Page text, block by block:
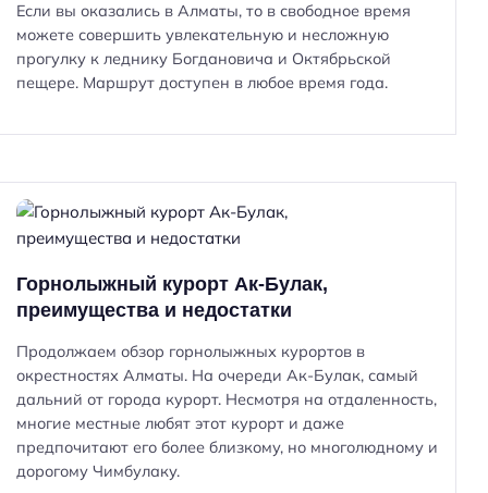
Если вы оказались в Алматы, то в свободное время
можете совершить увлекательную и несложную
прогулку к леднику Богдановича и Октябрьской
пещере. Маршрут доступен в любое время года.
Горнолыжный курорт Ак-Булак,
преимущества и недостатки
Продолжаем обзор горнолыжных курортов в
окрестностях Алматы. На очереди Ак-Булак, самый
дальний от города курорт. Несмотря на отдаленность,
многие местные любят этот курорт и даже
предпочитают его более близкому, но многолюдному и
дорогому Чимбулаку.